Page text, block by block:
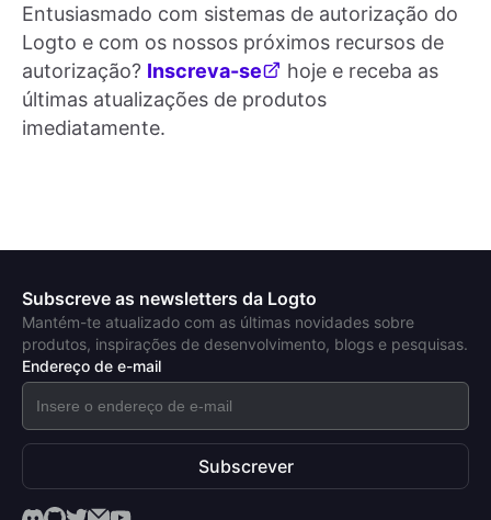
Entusiasmado com sistemas de autorização do
Logto e com os nossos próximos recursos de
autorização? Inscreva-se
hoje e receba as
últimas atualizações de produtos
imediatamente.
Subscreve as newsletters da Logto
Mantém-te atualizado com as últimas novidades sobre
produtos, inspirações de desenvolvimento, blogs e pesquisas.
Endereço de e-mail
Subscrever